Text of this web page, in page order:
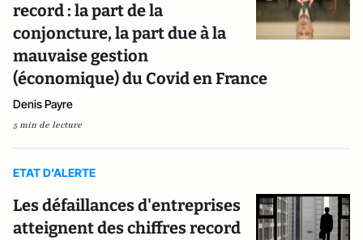
record : la part de la
conjoncture, la part due à la
mauvaise gestion
(économique) du Covid en France
Denis Payre
5 min de lecture
ETAT D'ALERTE
Les défaillances d'entreprises
atteignent des chiffres record